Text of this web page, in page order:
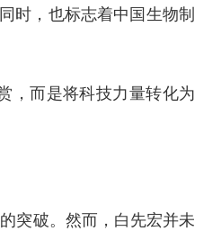
时，也标志着中国生物制
，而是将科技力量转化为
突破。然而，白先宏并未